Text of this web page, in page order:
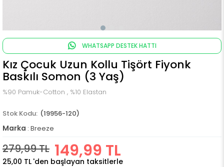
WHATSAPP DESTEK HATTI
Kız Çocuk Uzun Kollu Tişört Fiyonk
Baskılı Somon (3 Yaş)
%90 Pamuk-Cotton , %10 Elastan
(19956-120)
Marka : Breeze
279,99 TL 149,99 TL
25,00 TL 'den başlayan taksitlerle